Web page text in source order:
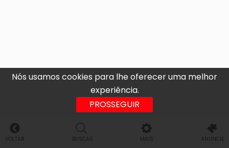
Nós usamos cookies para lhe oferecer uma melhor
experiência.
PROSSEGUIR
VOLTAR BUSCAR MAIS ANUNCIE